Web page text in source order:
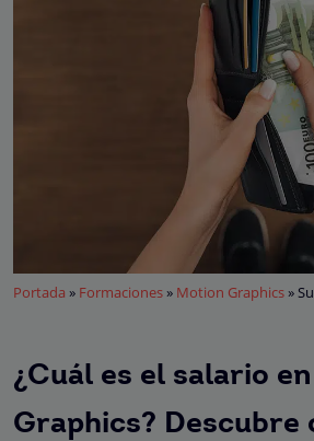
Portada » Formaciones» Motion Graphics»
¿Cuál es el salario
Graphics? Descubre